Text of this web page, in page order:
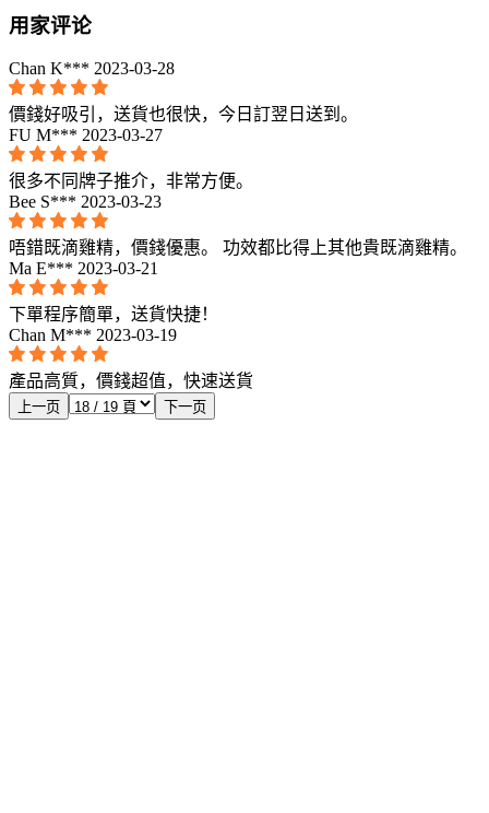
用家评论
Chan K*** 2023-03-28
價錢好吸引，送貨也很快，今日訂翌日送到。
FU M*** 2023-03-27
很多不同牌子推介，非常方便。
Bee S*** 2023-03-23
唔錯既滴雞精，價錢優惠。 功效都比得上其他貴既滴雞精。
Ma E*** 2023-03-21
下單程序簡單，送貨快捷！
Chan M*** 2023-03-19
產品高質，價錢超值，快速送貨
上一页 下一页